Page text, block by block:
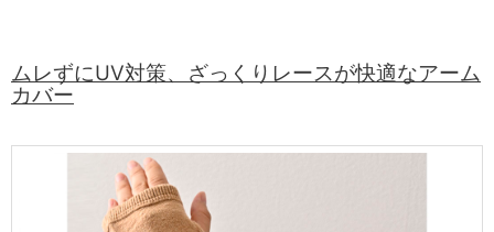
ムレずにUV対策、ざっくりレースが快適なアーム
カバー